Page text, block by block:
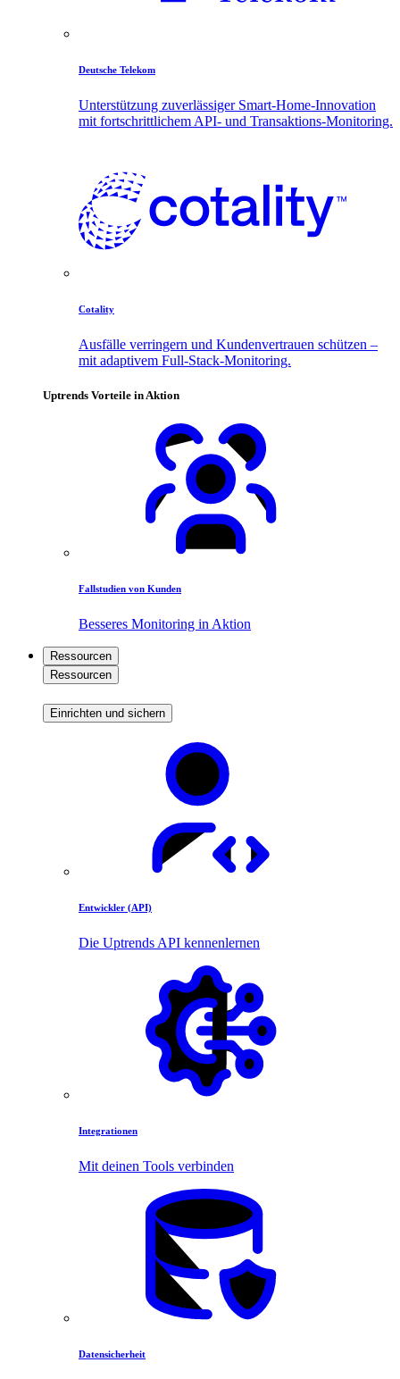
Deutsche Telekom
Unterstützung zuverlässiger Smart-Home-Innovation
mit fortschrittlichem API- und Transaktions-Monitoring.
Cotality
Ausfälle verringern und Kundenvertrauen schützen –
mit adaptivem Full-Stack-Monitoring.
Uptrends Vorteile in Aktion
Fallstudien von Kunden
Besseres Monitoring in Aktion
Ressourcen
Ressourcen
Einrichten und sichern
Entwickler (API)
Die Uptrends API kennenlernen
Integrationen
Mit deinen Tools verbinden
Datensicherheit